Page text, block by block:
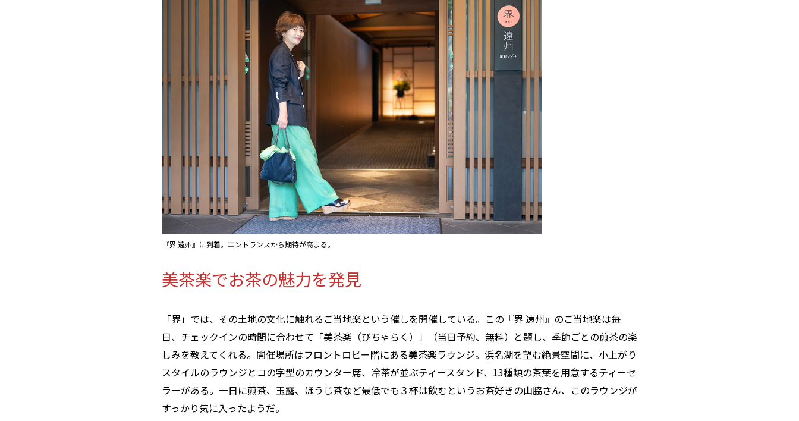
『界 遠州』に到着。エントランスから期待が高まる。
美茶楽でお茶の魅力を発見
「界」では、その土地の文化に触れるご当地楽という催しを開催している。この『界 遠州』のご当地楽は毎
日、チェックインの時間に合わせて「美茶楽（びちゃらく）」（当日予約、無料）と題し、季節ごとの煎茶の楽
しみを教えてくれる。開催場所はフロントロビー階にある美茶楽ラウンジ。浜名湖を望む絶景空間に、小上がり
スタイルのラウンジとコの字型のカウンター席、冷茶が並ぶティースタンド、13種類の茶葉を用意するティーセ
ラーがある。一日に煎茶、玉露、ほうじ茶など最低でも３杯は飲むというお茶好きの山脇さん、このラウンジが
すっかり気に入ったようだ。